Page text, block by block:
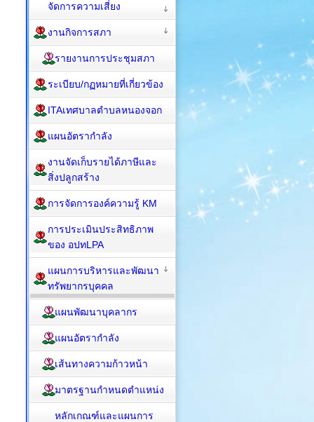
จัดการความเสี่ยง
งานกิจการสภา
รายงานการประชุมสภา
ระเบียบ/กฏหมายที่เกี่ยวข้อง
ITAเทศบาลตำบลหนองจอก
แผนอัตรากำลัง
งานจัดเก็บรายได้ภาษีและ
สิ่งปลูกสร้าง
การจัดการองค์ความรู้ KM
การประเมินประสิทธิภาพ
ของ อปทLPA
แผนการบริหารและพัฒนา
ทรัพยากรบุคคล
แผนพัฒนาบุคลากร
แผนอัตรากำลัง
เส้นทางความก้าวหน้า
มาตรฐานกำหนดตำแหน่ง
หลักเกณฑ์และแผนการ